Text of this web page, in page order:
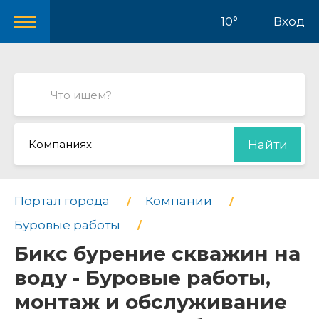
10° Вход
Компаниях Найти
Портал города
Компании
Буровые работы
Бикс бурение скважин на
воду - Буровые работы,
монтаж и обслуживание